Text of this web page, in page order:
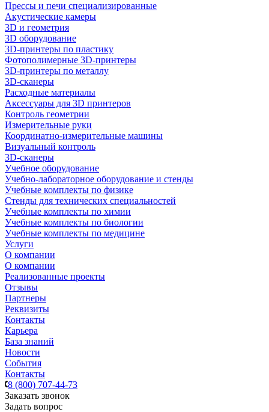
Прессы и печи специализированные
Акустические камеры
3D и геометрия
3D оборудование
3D-принтеры по пластику
Фотополимерные 3D-принтеры
3D-принтеры по металлу
3D-сканеры
Расходные материалы
Аксессуары для 3D принтеров
Контроль геометрии
Измерительные руки
Координатно-измерительные машины
Визуальный контроль
3D-сканеры
Учебное оборудование
Учебно-лабораторное оборудование и стенды
Учебные комплекты по физике
Стенды для технических специальностей
Учебные комплекты по химии
Учебные комплекты по биологии
Учебные комплекты по медицине
Услуги
О компании
О компании
Реализованные проекты
Отзывы
Партнеры
Реквизиты
Контакты
Карьера
База знаний
Новости
События
Контакты
8 (800) 707-44-73
Заказать звонок
Задать вопрос